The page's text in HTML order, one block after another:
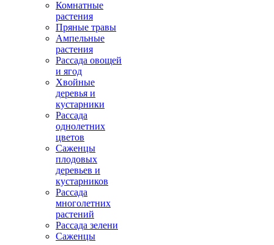
Комнатные
растения
Пряные травы
Ампельные
растения
Рассада овощей
и ягод
Хвойные
деревья и
кустарники
Рассада
однолетних
цветов
Саженцы
плодовых
деревьев и
кустарников
Рассада
многолетних
растений
Рассада зелени
Саженцы